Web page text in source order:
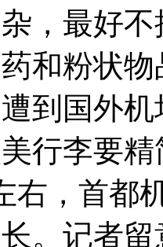
，最好
和粉状
到国外
行李要精
右，首都
。记者